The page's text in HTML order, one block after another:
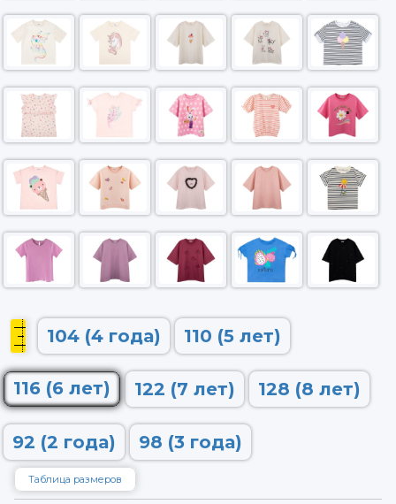
104 (4 года) 110 (5 лет)
116 (6 лет) 122 (7 лет) 128 (8 лет)
92 (2 года) 98 (3 года)
Таблица размеров